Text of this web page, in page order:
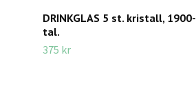
DRINKGLAS 5 st. kristall, 1900-
tal.
375 kr